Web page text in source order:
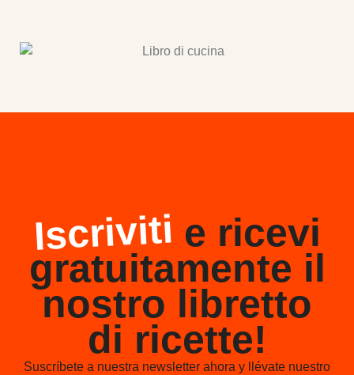
Iscriviti e ricevi
gratuitamente il
nostro libretto
di ricette!
Suscríbete a nuestra newsletter ahora y llévate nuestro